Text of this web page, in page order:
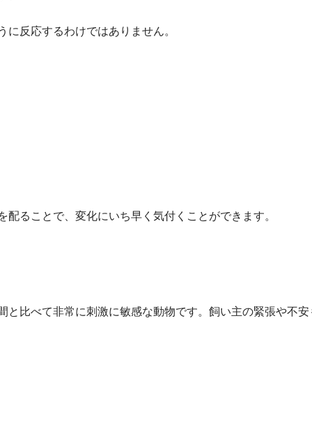
反応するわけではありません。
ることで、変化にいち早く気付くことができます。
比べて非常に刺激に敏感な動物です。飼い主の緊張や不